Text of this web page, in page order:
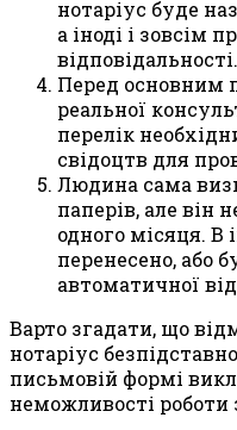
нотаріус буде
а іноді і зовсім
відповідальності.
Перед основним
реальної
перелік
свідоцтв для
Людина сама
паперів, але він
одного місяця.
перенесено, або
автоматичної
Варто згадати, що
нотаріус
письмовій формі
неможливості роботи